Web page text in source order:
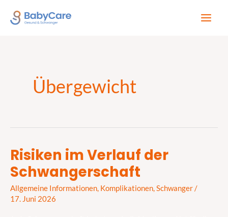
Inhalt
Übergewicht
Risiken im Verlauf der
Schwangerschaft
Allgemeine Informationen, Komplikationen,Schwanger/
17. Juni 2026
Risiken
im
der